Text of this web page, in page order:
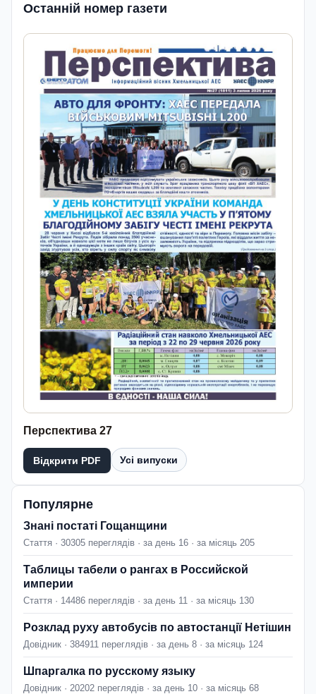
Останній номер газети
Перспектива 27
Відкрити PDF Усі випуски
Популярне
Знані постаті Гощанщини
Стаття · 30305 переглядів · за день 16 · за місяць 205
Таблицы табели о рангах в Российской
империи
Стаття · 14486 переглядів · за день 11 · за місяць 130
Розклад руху автобусів по автостанції Нетішин
Довідник · 384911 переглядів · за день 8 · за місяць 124
Шпаргалка по русскому языку
Довідник · 20202 переглядів · за день 10 · за місяць 68